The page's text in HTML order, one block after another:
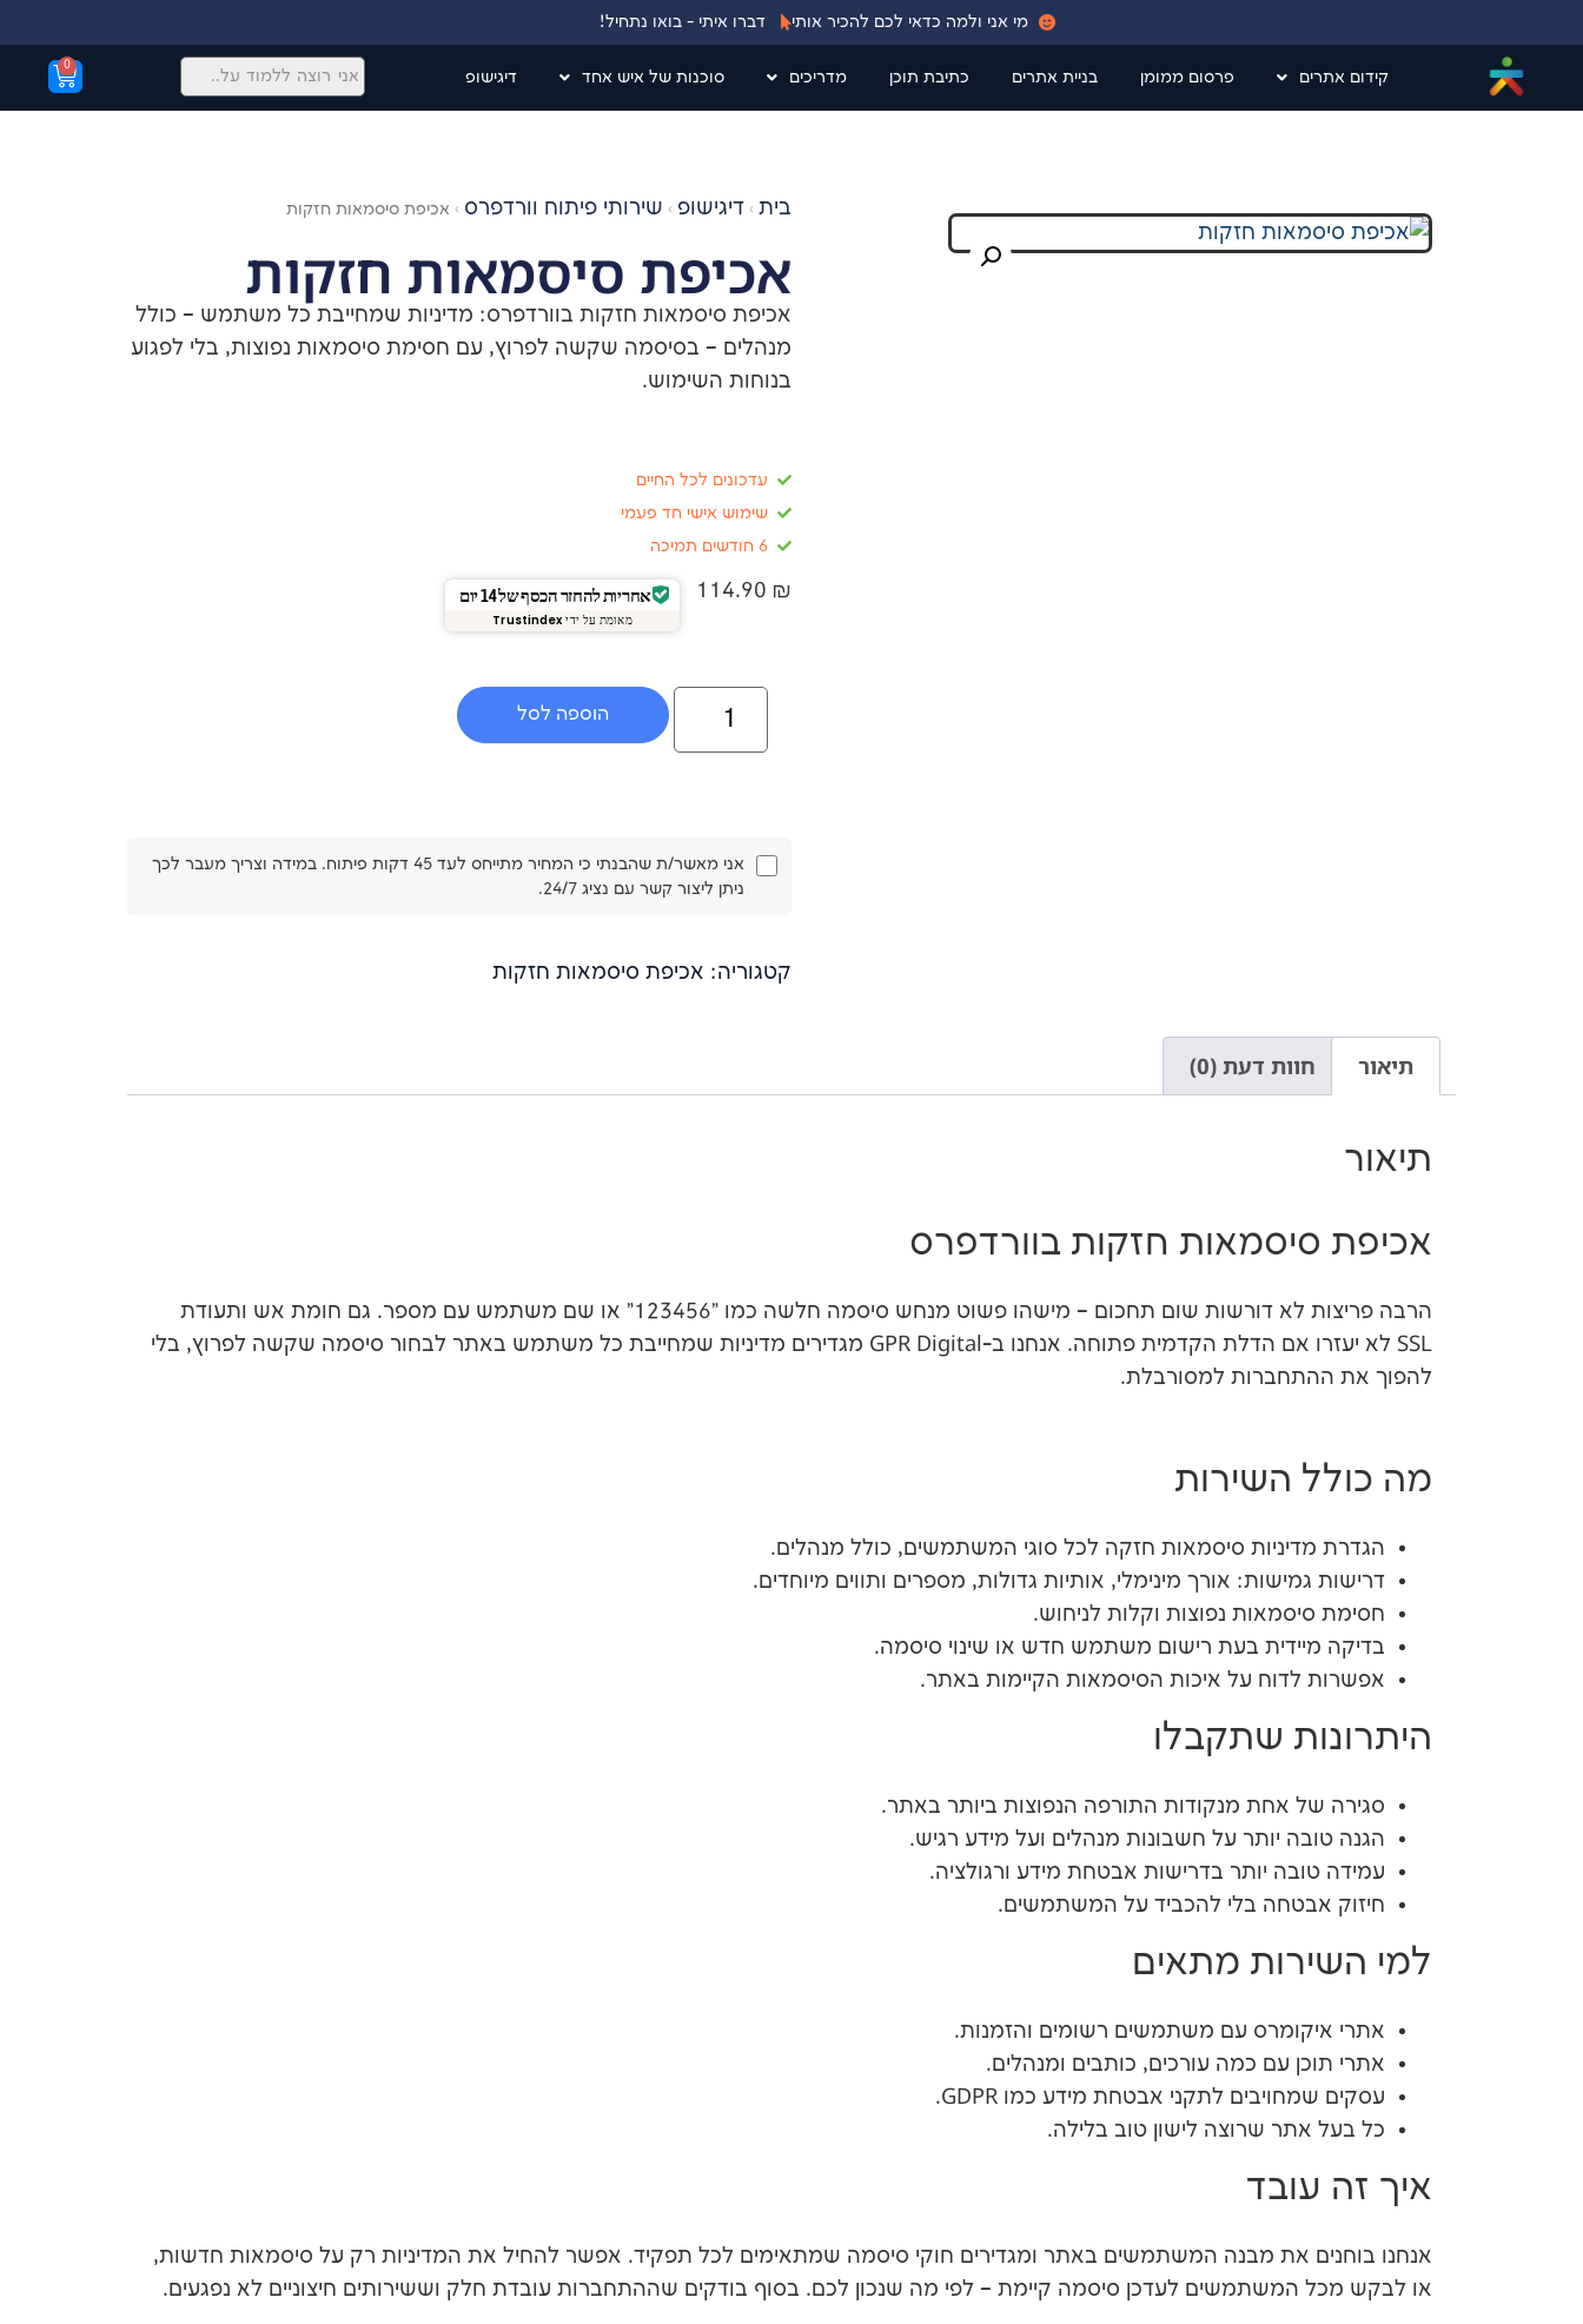
מי אני ולמה כדאי לכם להכיר אותי דברו איתי - בואו נתחיל!
קידום אתרים פרסום ממומן בניית אתרים כתיבת תוכן מדריכים סוכנות של איש אחד דיגישופ
0
בית › דיגישופ › שירותי פיתוח וורדפרס › אכיפת סיסמאות חזקות
אכיפת סיסמאות חזקות
אכיפת סיסמאות חזקות בוורדפרס: מדיניות שמחייבת כל משתמש – כולל
מנהלים – בסיסמה שקשה לפרוץ, עם חסימת סיסמאות נפוצות, בלי לפגוע
בנוחות השימוש.
עדכונים לכל החיים
שימוש אישי חד פעמי
6 חודשים תמיכה
114.90 ₪ אחריות להחזר הכסף של 14 יום
מאומת על ידי Trustindex
הוספה לסל
אני מאשר/ת שהבנתי כי המחיר מתייחס לעד 45 דקות פיתוח. במידה וצריך מעבר לכך
ניתן ליצור קשר עם נציג 24/7.
קטגוריה: אכיפת סיסמאות חזקות
תיאור חוות דעת (0)
תיאור
אכיפת סיסמאות חזקות בוורדפרס
הרבה פריצות לא דורשות שום תחכום – מישהו פשוט מנחש סיסמה חלשה כמו "123456" או שם משתמש עם מספר. גם חומת אש ותעודת
SSL לא יעזרו אם הדלת הקדמית פתוחה. אנחנו ב-GPR Digital מגדירים מדיניות שמחייבת כל משתמש באתר לבחור סיסמה שקשה לפרוץ, בלי
להפוך את ההתחברות למסורבלת.
מה כולל השירות
הגדרת מדיניות סיסמאות חזקה לכל סוגי המשתמשים, כולל מנהלים.
דרישות גמישות: אורך מינימלי, אותיות גדולות, מספרים ותווים מיוחדים.
חסימת סיסמאות נפוצות וקלות לניחוש.
בדיקה מיידית בעת רישום משתמש חדש או שינוי סיסמה.
אפשרות לדוח על איכות הסיסמאות הקיימות באתר.
היתרונות שתקבלו
סגירה של אחת מנקודות התורפה הנפוצות ביותר באתר.
הגנה טובה יותר על חשבונות מנהלים ועל מידע רגיש.
עמידה טובה יותר בדרישות אבטחת מידע ורגולציה.
חיזוק אבטחה בלי להכביד על המשתמשים.
למי השירות מתאים
אתרי איקומרס עם משתמשים רשומים והזמנות.
אתרי תוכן עם כמה עורכים, כותבים ומנהלים.
עסקים שמחויבים לתקני אבטחת מידע כמו GDPR.
כל בעל אתר שרוצה לישון טוב בלילה.
איך זה עובד
אנחנו בוחנים את מבנה המשתמשים באתר ומגדירים חוקי סיסמה שמתאימים לכל תפקיד. אפשר להחיל את המדיניות רק על סיסמאות חדשות,
או לבקש מכל המשתמשים לעדכן סיסמה קיימת – לפי מה שנכון לכם. בסוף בודקים שההתחברות עובדת חלק וששירותים חיצוניים לא נפגעים.